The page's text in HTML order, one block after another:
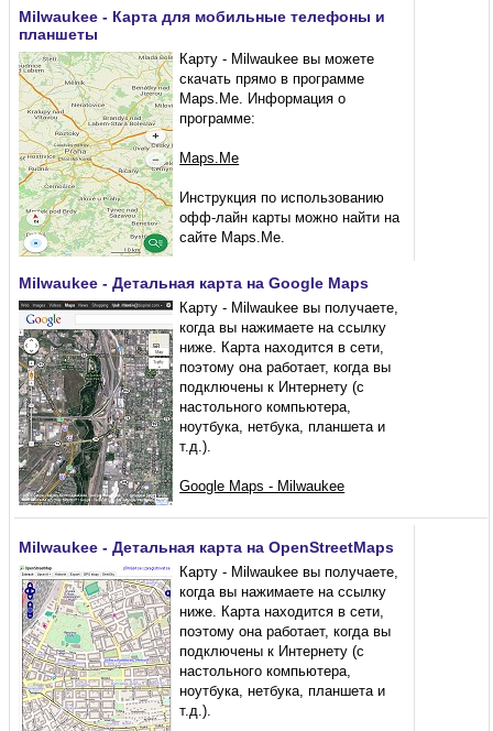
Milwaukee - Карта для мобильные телефоны и
планшеты
Карту - Milwaukee вы можете
скачать прямо в программе
Maps.Me. Информация о
программе:
Maps.Me
Инструкция по использованию
офф-лайн карты можно найти на
сайте Maps.Me.
Milwaukee - Детальная карта на Google Maps
Карту - Milwaukee вы получаете,
когда вы нажимаете на ссылку
ниже. Карта находится в сети,
поэтому она работает, когда вы
подключены к Интернету (с
настольного компьютера,
ноутбука, нетбука, планшета и
т.д.).
Google Maps - Milwaukee
Milwaukee - Детальная карта на OpenStreetMaps
Карту - Milwaukee вы получаете,
когда вы нажимаете на ссылку
ниже. Карта находится в сети,
поэтому она работает, когда вы
подключены к Интернету (с
настольного компьютера,
ноутбука, нетбука, планшета и
т.д.).